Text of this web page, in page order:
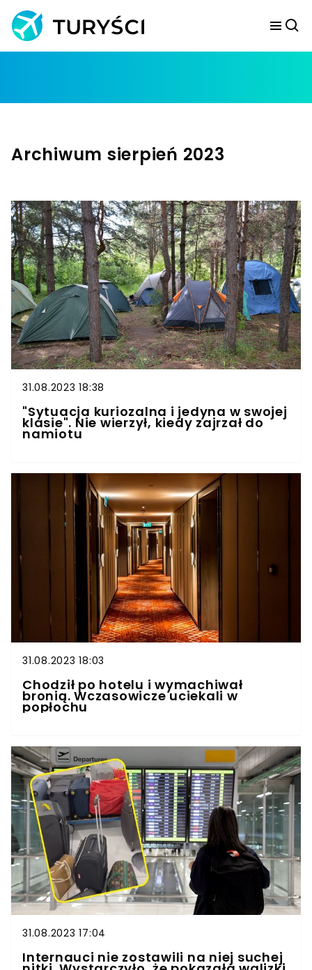
Archiwum sierpień 2023
31.08.2023 18:38
"Sytuacja kuriozalna i jedyna w swojej
klasie". Nie wierzył, kiedy zajrzał do
namiotu
31.08.2023 18:03
Chodził po hotelu i wymachiwał
bronią. Wczasowicze uciekali w
popłochu
31.08.2023 17:04
Internauci nie zostawili na niej suchej